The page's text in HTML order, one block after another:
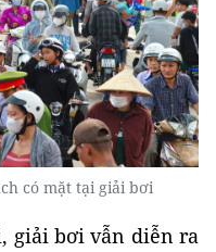
có mặt tại giải bơi
giải bơi vẫn diễn ra